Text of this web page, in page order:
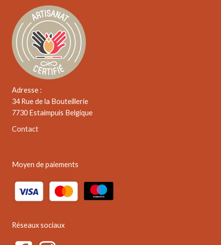
Adresse :
34 Rue de la Bouteillerie
7730 Estaimpuis Belgique
Contact
Moyen de paiements
Réseaux sociaux